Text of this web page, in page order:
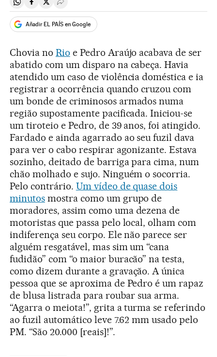
Compartir en Whatsapp
Compartir en Facebook
Compartir en Twitter
Desplegar Redes Sociales
Añadir EL PAÍS en Google
Chovia no Rio e Pedro Araújo acabava de ser
abatido com um disparo na cabeça. Havia
atendido um caso de violência doméstica e ia
registrar a ocorrência quando cruzou com
um bonde de criminosos armados numa
região supostamente pacificada. Iniciou-se
um tiroteio e Pedro, de 39 anos, foi atingido.
Fardado e ainda agarrado ao seu fuzil dava
para ver o cabo respirar agonizante. Estava
sozinho, deitado de barriga para cima, num
chão molhado e sujo. Ninguém o socorria.
Pelo contrário. Um vídeo de quase dois
minutosmostra como um grupo de
moradores, assim como uma dezena de
motoristas que passa pelo local, olham com
indiferença seu corpo. Ele não parece ser
alguém resgatável, mas sim um “cana
fudidão” com “o maior buracão” na testa,
como dizem durante a gravação. A única
pessoa que se aproxima de Pedro é um rapaz
de blusa listrada para roubar sua arma.
“Agarra o meiota!”, grita a turma se referindo
ao fuzil automático leve 7.62 mm usado pelo
PM. “São 20.000 [reais]!”.